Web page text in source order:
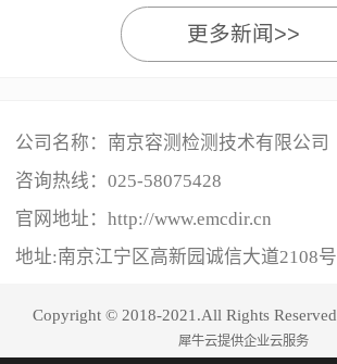
更多新闻>>
公司名称：南京容测检测技术有限公司
咨询热线： 025-58075428
官网地址：http://www.emcdir.cn
地址:南京江宁区高新园诚信大道2108号
Copyright © 2018-2021.All Rights Reserved
犀牛云提供企业云服务